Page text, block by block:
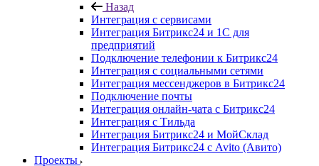
Назад
Интеграция с сервисами
Интеграция Битрикс24 и 1С для
предприятий
Подключение телефонии к Битрикс24
Интеграция с социальными сетями
Интеграция мессенджеров в Битрикс24
Подключение почты
Интеграция онлайн-чата с Битрикс24
Интеграция с Тильда
Интеграция Битрикс24 и МойСклад
Интеграция Битрикс24 с Avito (Авито)
Проекты